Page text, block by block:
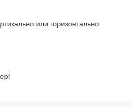
или горизонтально